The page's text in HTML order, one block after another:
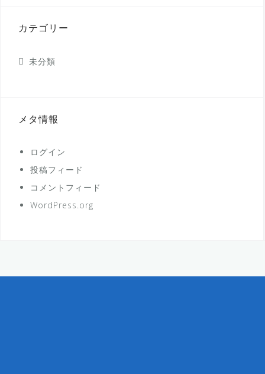
カテゴリー
未分類
メタ情報
ログイン
投稿フィード
コメントフィード
WordPress.org